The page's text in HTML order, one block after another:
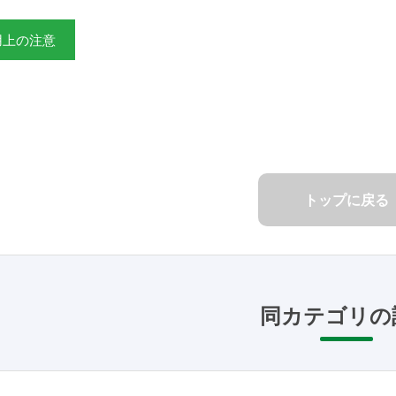
の注意
トップに戻る
同カテゴリ